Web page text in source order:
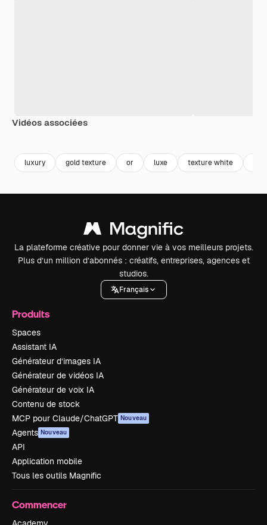
Vidéos associées
luxury gold texture or luxe texture white
La plateforme créative pour donner vie à vos meilleurs projets.
Plus d’un million d’abonnés : créatifs, entreprises, agences et
studios.
Français
Produits
Spaces
Assistant IA
Générateur d’images IA
Générateur de vidéos IA
Générateur de voix IA
Contenu de stock
MCP pour Claude/ChatGPT Nouveau
Agents Nouveau
API
Application mobile
Tous les outils Magnific
Commencer